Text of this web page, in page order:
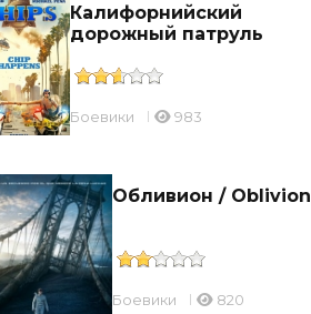
Калифорнийский
дорожный патруль
Боевики 983
Обливион / Oblivion
Боевики 820